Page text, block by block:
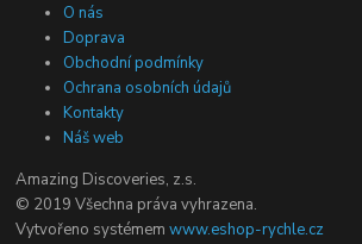
O nás
Doprava
Obchodní podmínky
Ochrana osobních údajů
Kontakty
Náš web
Amazing Discoveries, z.s.
© 2019 Všechna práva vyhrazena.
Vytvořeno systémemwww.eshop-rychle.cz